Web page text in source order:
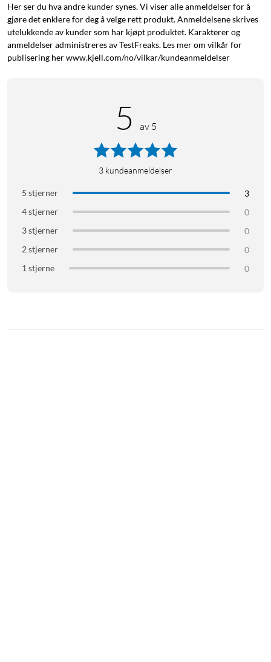
Her ser du hva andre kunder synes. Vi viser alle anmeldelser for å
gjøre det enklere for deg å velge rett produkt. Anmeldelsene skrives
utelukkende av kunder som har kjøpt produktet. Karakterer og
anmeldelser administreres av TestFreaks. Les mer om vilkår for
publisering her www.kjell.com/no/vilkar/kundeanmeldelser
5 av 5
3 kundeanmeldelser
5 stjerner
3
4 stjerner
0
3 stjerner
0
2 stjerner
0
1 stjerne
0